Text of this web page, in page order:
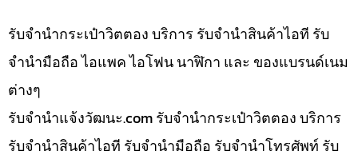
รับจำนำกระเป๋าวิตตอง บริการ รับจำนำสินค้าไอที รับ
จำนำมือถือ ไอแพค ไอโฟน นาฬิกา และ ของแบรนด์เนม
ต่างๆ
รับจํานําแจ้งวัฒนะ.com รับจำนำกระเป๋าวิตตอง บริการ
รับจำนำสินค้าไอที รับจำนำมือถือ รับจำนำโทรศัพท์ รับ